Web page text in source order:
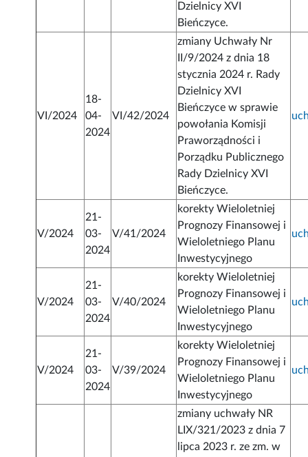
Dzielnicy XVI
Bieńczyce.
VI/2024
18-
04-
2024
VI/42/2024
zmiany Uchwały Nr
II/9/2024 z dnia 18
stycznia 2024 r. Rady
Dzielnicy XVI
Bieńczyce w sprawie
powołania Komisji
Praworządności i
Porządku Publicznego
Rady Dzielnicy XVI
Bieńczyce.
V/2024
21-
03-
2024
V/41/2024
korekty Wieloletniej
Prognozy Finansowej i
Wieloletniego Planu
Inwestycyjnego
V/2024
21-
03-
2024
V/40/2024
korekty Wieloletniej
Prognozy Finansowej i
Wieloletniego Planu
Inwestycyjnego
V/2024
21-
03-
2024
V/39/2024
korekty Wieloletniej
Prognozy Finansowej i
Wieloletniego Planu
Inwestycyjnego
zmiany uchwały NR
LIX/321/2023 z dnia 7
lipca 2023 r. ze zm. w